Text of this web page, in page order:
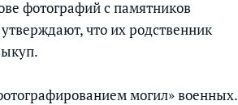
фотографий с памятников
что их родственник
могил» военных.